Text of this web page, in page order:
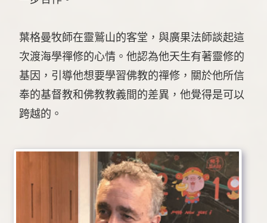
葉格曼牧師在靈鷲山的客堂，與廣果法師談起這
次渡海學禪修的心情。他認為他天生有著靈修的
基因，引導他想要學習佛教的禪修，關於他所信
奉的基督教和佛教教義間的差異，他覺得是可以
跨越的。